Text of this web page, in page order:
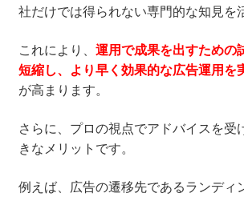
社だけでは得られない専門的な知見を
これにより、 運用で成果を出すための
短縮し、より早く効果的な広告運用を
が高まります。
さらに、プロの視点でアドバイスを受
きなメリットです。
例えば、広告の遷移先であるランディ